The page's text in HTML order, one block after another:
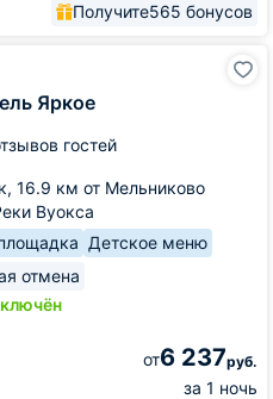
Получите565 бонусов
Яркое
гостей
16.9 км от Мельниково
Вуокса
Детское меню
отмена
от6 237руб.
за 1 ночь